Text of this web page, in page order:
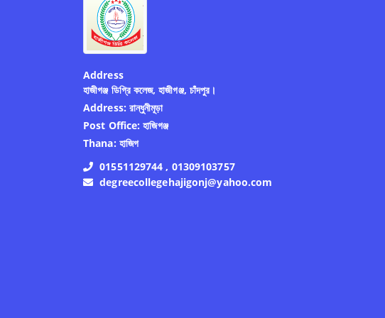
Address
হাজীগঞ্জ ডিগ্রি কলেজ, হাজীগঞ্জ, চাঁদপুর।
Address: রান্ধুনীমূড়া
Post Office: হাজিগঞ্জ
Thana: হাজিগ
01551129744 , 01309103757
degreecollegehajigonj@yahoo.com